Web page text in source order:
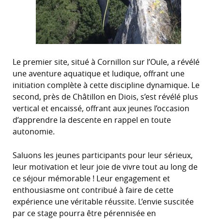
Le premier site, situé à Cornillon sur l’Oule, a révélé
une aventure aquatique et ludique, offrant une
initiation complète à cette discipline dynamique. Le
second, près de Châtillon en Diois, s’est révélé plus
vertical et encaissé, offrant aux jeunes l’occasion
d’apprendre la descente en rappel en toute
autonomie.
Saluons les jeunes participants pour leur sérieux,
leur motivation et leur joie de vivre tout au long de
ce séjour mémorable ! Leur engagement et
enthousiasme ont contribué à faire de cette
expérience une véritable réussite. L’envie suscitée
par ce stage pourra être pérennisée en